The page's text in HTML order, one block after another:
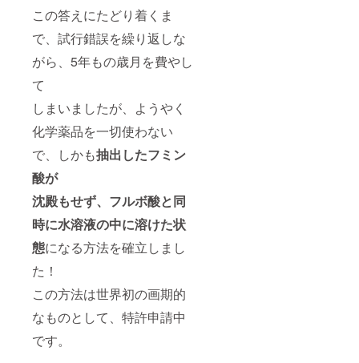
この答えにたどり着くま
で、試行錯誤を繰り返しな
がら、5年もの歳月を費やし
て
しまいましたが、ようやく
化学薬品を一切使わない
で、しかも抽出したフミン
酸が
沈殿もせず、フルボ酸と同
時に水溶液の中に溶けた状
態になる方法を確立しまし
た！
この方法は世界初の画期的
なものとして、特許申請中
です。